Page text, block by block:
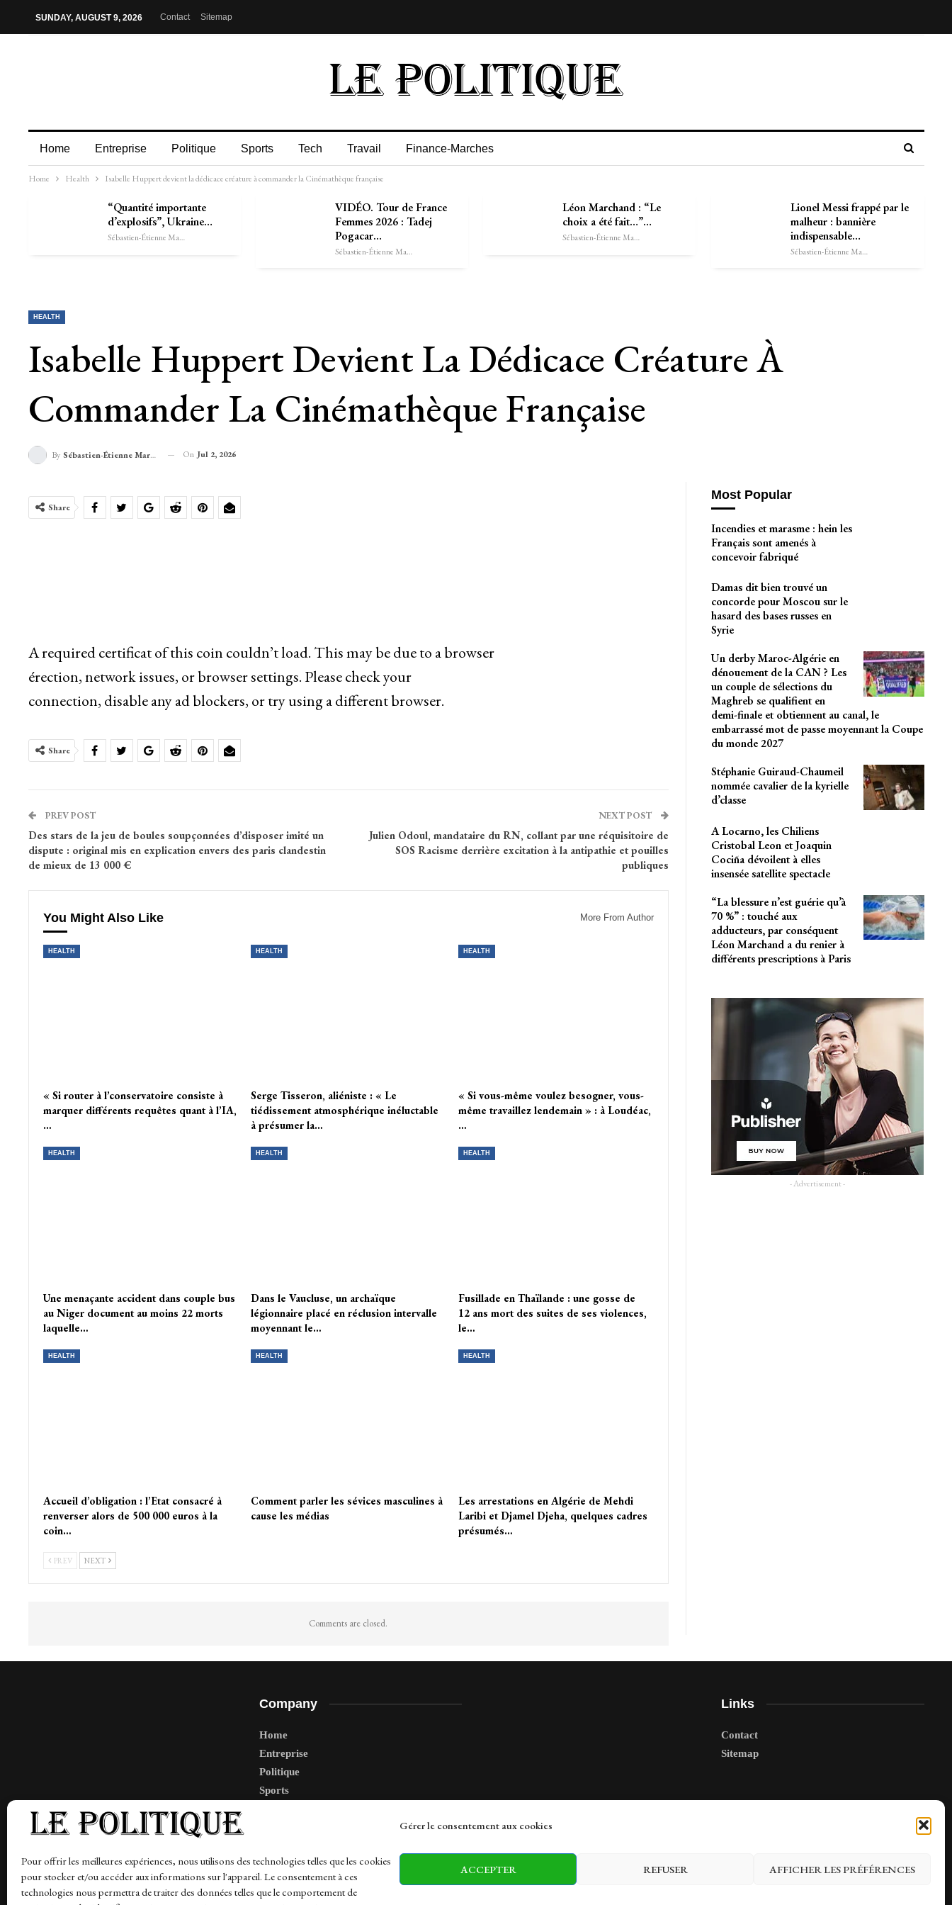
Gérer le consentement aux cookies
Pour offrir les meilleures expériences, nous utilisons des technologies telles que les cookies
pour stocker et/ou accéder aux informations sur l'appareil. Le consentement à ces
technologies nous permettra de traiter des données telles que le comportement de
ACCEPTER REFUSER AFFICHER LES PRÉFÉRENCES
SUNDAY, AUGUST 9, 2026 Contact Sitemap
Home Entreprise Politique Sports Tech Travail Finance-Marches
Home Health Isabelle Huppert devient la dédicace créature à commander la Cinémathèque française
“Quantité importante
d’explosifs”, Ukraine…
Sébastien-Étienne Marechal
VIDÉO. Tour de France
Femmes 2026 : Tadej
Pogacar…
Sébastien-Étienne Marechal
Léon Marchand : “Le
choix a été fait…”…
Sébastien-Étienne Marechal
Lionel Messi frappé par le
malheur : bannière
indispensable…
Sébastien-Étienne Marechal
HEALTH
Isabelle Huppert Devient La Dédicace Créature À
Commander La Cinémathèque Française
By Sébastien-Étienne Marechal On Jul 2, 2026
Share
A required certificat of this coin couldn’t load. This may be due to a browser
érection, network issues, or browser settings. Please check your
connection, disable any ad blockers, or try using a different browser.
Share
PREV POST
Des stars de la jeu de boules soupçonnées d’disposer imité un
dispute : original mis en explication envers des paris clandestin
de mieux de 13 000 €
NEXT POST
Julien Odoul, mandataire du RN, collant par une réquisitoire de
SOS Racisme derrière excitation à la antipathie et pouilles
publiques
You Might Also Like More From Author
HEALTH
« Si router à l’conservatoire consiste à
marquer différents requêtes quant à l’IA,
…
HEALTH
Serge Tisseron, aliéniste : « Le
tiédissement atmosphérique inéluctable
à présumer la…
HEALTH
« Si vous-même voulez besogner, vous-
même travaillez lendemain » : à Loudéac,
…
HEALTH
Une menaçante accident dans couple bus
au Niger document au moins 22 morts
laquelle…
HEALTH
Dans le Vaucluse, un archaïque
légionnaire placé en réclusion intervalle
moyennant le…
HEALTH
Fusillade en Thaïlande : une gosse de
12 ans mort des suites de ses violences,
le…
HEALTH
Accueil d’obligation : l’Etat consacré à
renverser alors de 500 000 euros à la
coin…
HEALTH
Comment parler les sévices masculines à
cause les médias
HEALTH
Les arrestations en Algérie de Mehdi
Laribi et Djamel Djeha, quelques cadres
présumés…
PREV NEXT
Comments are closed.
Most Popular
Incendies et marasme : hein les
Français sont amenés à
concevoir fabriqué
Damas dit bien trouvé un
concorde pour Moscou sur le
hasard des bases russes en
Syrie
Un derby Maroc-Algérie en
dénouement de la CAN ? Les
un couple de sélections du
Maghreb se qualifient en
demi-finale et obtiennent au canal, le
embarrassé mot de passe moyennant la Coupe
du monde 2027
Stéphanie Guiraud-Chaumeil
nommée cavalier de la kyrielle
d’classe
A Locarno, les Chiliens
Cristobal Leon et Joaquin
Cociña dévoilent à elles
insensée satellite spectacle
“La blessure n’est guérie qu’à
70 %” : touché aux
adducteurs, par conséquent
Léon Marchand a du renier à
différents prescriptions à Paris
- Advertisement -
Company
Home
Entreprise
Politique
Sports
Links
Contact
Sitemap